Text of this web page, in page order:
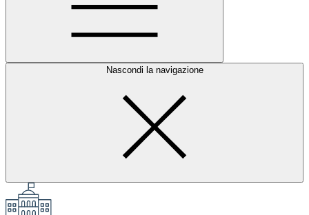
Nascondi la navigazione